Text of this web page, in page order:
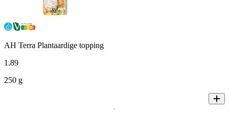
AH Terra Plantaardige topping
1 .89
250 g